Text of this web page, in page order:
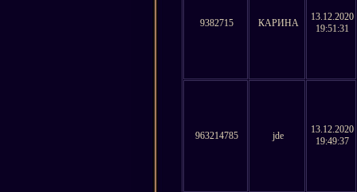
9382715 КАРИНА
13.12.2020
19:51:31
963214785 jde
13.12.2020
19:49:37